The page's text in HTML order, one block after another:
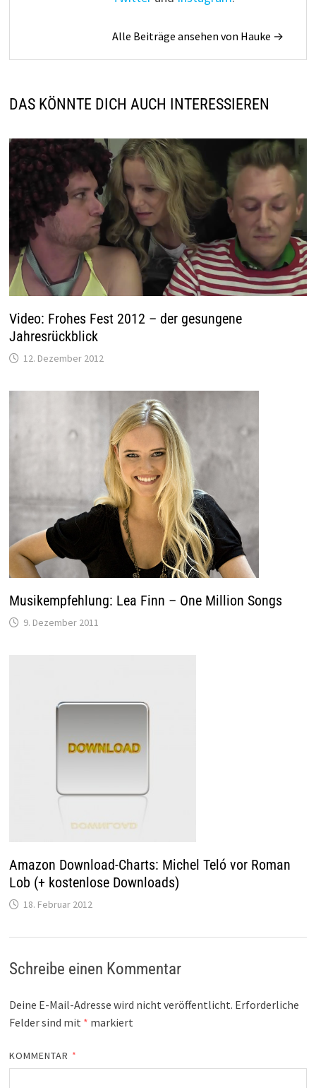
Alle Beiträge ansehen von Hauke →
DAS KÖNNTE DICH AUCH INTERESSIEREN
Video: Frohes Fest 2012 – der gesungene
Jahresrückblick
12. Dezember 2012
Musikempfehlung: Lea Finn – One Million Songs
9. Dezember 2011
Amazon Download-Charts: Michel Teló vor Roman
Lob (+ kostenlose Downloads)
18. Februar 2012
Schreibe einen Kommentar
Deine E-Mail-Adresse wird nicht veröffentlicht. Erforderliche
Felder sind mit * markiert
KOMMENTAR *